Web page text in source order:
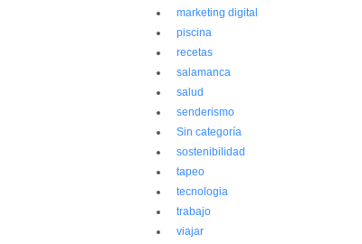
marketing digital
piscina
recetas
salamanca
salud
senderismo
Sin categoría
sostenibilidad
tapeo
tecnologia
trabajo
viajar